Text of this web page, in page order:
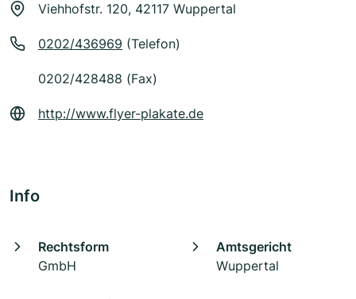
Viehhofstr. 120, 42117 Wuppertal
0202/436969 (Telefon)
0202/428488 (Fax)
http://www.flyer-plakate.de
Info
Rechtsform
GmbH
Amtsgericht
Wuppertal